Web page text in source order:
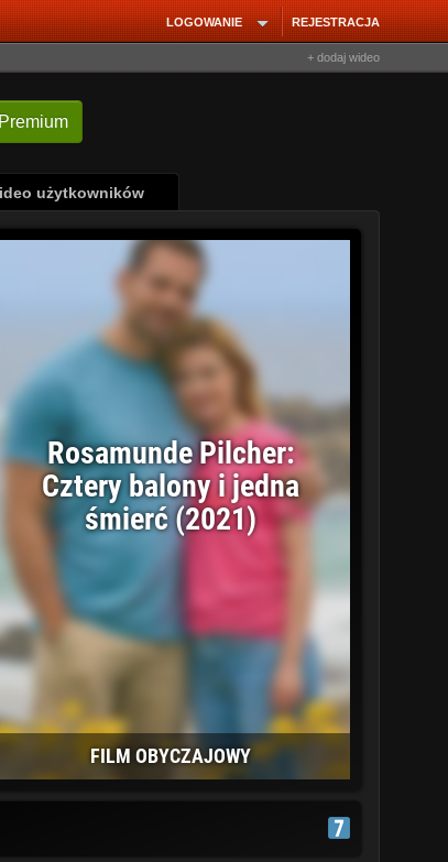
REJESTRACJA
LOGOWANIE
+ dodaj wideo
użytkowników
Rosamunde Pilcher:
Cztery balony i jedna
śmierć (2021)
FILM OBYCZAJOWY